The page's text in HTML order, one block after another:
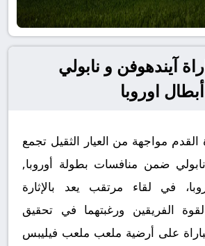
آيندهوفن و نابولي
اوروبا
مواجهة من العيار الثقيل تجمع
ضمن منافسات بطولة أوروبا,
في لقاء مرتقب يعد بالإثارة
الفريقين ورغبتهما في تحقيق
على أرضية ملعب ملعب فيليبس